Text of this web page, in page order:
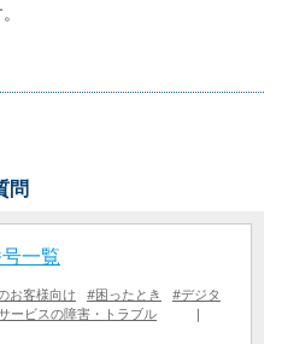
問
一覧
お客様向け #困ったとき
#デジタ
ービスの障害・トラブル ｜